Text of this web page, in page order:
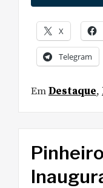
X
Telegram
EmDestaque,